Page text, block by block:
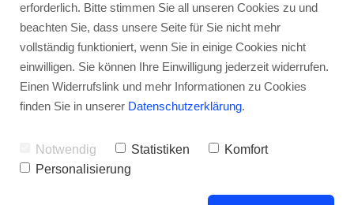
Übersicht
Abschluss eines Auto Abos ohne Schufa-Abfrage
Preisvergleich: Auto mieten für 99 Euro im Monat
Auto Abos in Deutschland
Auto Abos in Österreich
Auto Abos in der Schweiz
Startseite > Anbieter > eFlat
erforderlich. Bitte stimmen Sie all unseren Cookies zu und
beachten Sie, dass unsere Seite für Sie nicht mehr
vollständig funktioniert, wenn Sie in einige Cookies nicht
einwilligen. Sie können Ihre Einwilligung jederzeit widerrufen.
Einen Widerrufslink und mehr Informationen zu Cookies
finden Sie in unserer Datenschutzerklärung.
Notwendig Statistiken
Komfort
Personalisierung